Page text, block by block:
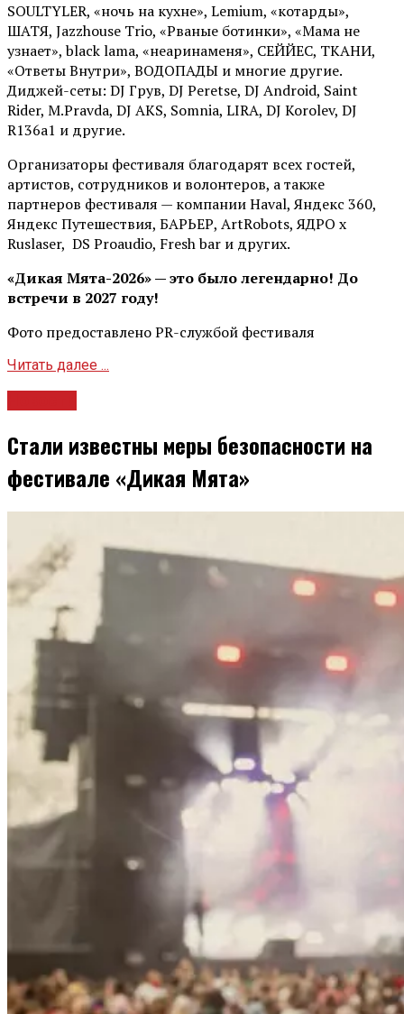
SOULTYLER, «ночь на кухне», Lemium, «котарды»,
ШАТЯ, Jazzhouse Trio, «Рваные ботинки», «Мама не
узнает», black lama, «неаринаменя», СЕЙЙЕС, ТКАНИ,
«Ответы Внутри», ВОДОПАДЫ и многие другие.
Диджей-сеты: DJ Грув, DJ Peretse, DJ Android, Saint
Rider, М.Pravda, DJ AKS, Somnia, LIRA, DJ Korolev, DJ
R136a1 и другие.
Организаторы фестиваля благодарят всех гостей,
артистов, сотрудников и волонтеров, а также
партнеров фестиваля — компании Haval, Яндекс 360,
Яндекс Путешествия, БАРЬЕР, ArtRobots, ЯДРО х
Ruslaser, DS Proaudio, Fresh bar и других.
«Дикая Мята-2026» — это было легендарно! До
встречи в 2027 году!
Фото предоставлено PR-службой фестиваля
Читать далее ...
Стали известны меры безопасности на
фестивале «Дикая Мята»